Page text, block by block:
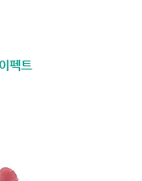
펙트